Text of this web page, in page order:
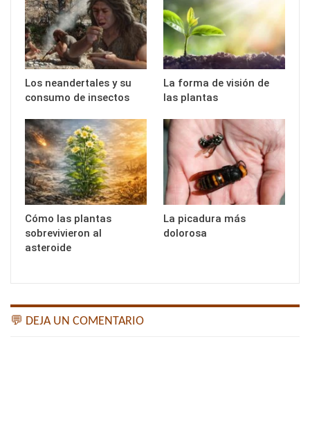
Los neandertales y su
consumo de insectos
La forma de visión de
las plantas
Cómo las plantas
sobrevivieron al
asteroide
La picadura más
dolorosa
💬 DEJA UN COMENTARIO